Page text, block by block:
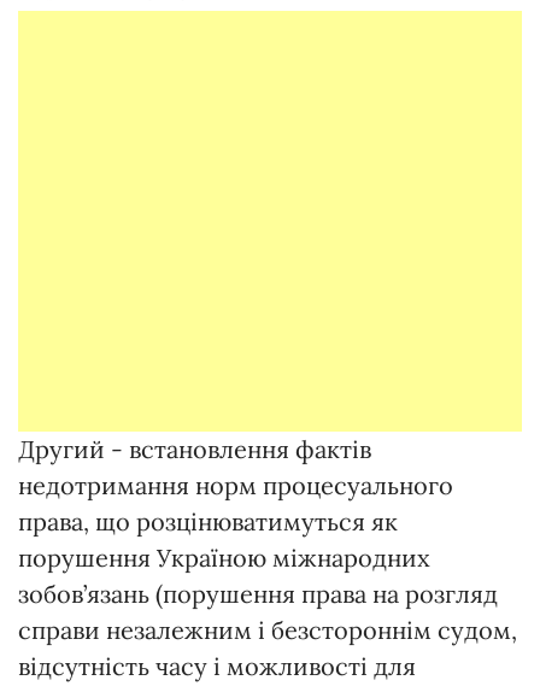
Другий - встановлення фактів
недотримання норм процесуального
права, що розцінюватимуться як
порушення Україною міжнародних
зобов’язань (порушення права на розгляд
справи незалежним і безстороннім судом,
відсутність часу і можливості для